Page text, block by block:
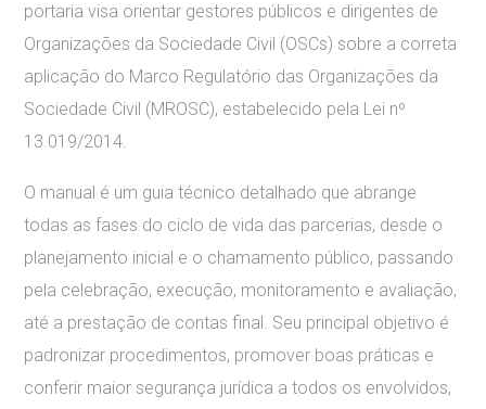
portaria visa orientar gestores públicos e dirigentes de
Organizações da Sociedade Civil (OSCs) sobre a correta
aplicação do Marco Regulatório das Organizações da
Sociedade Civil (MROSC), estabelecido pela Lei nº
13.019/2014.
O manual é um guia técnico detalhado que abrange
todas as fases do ciclo de vida das parcerias, desde o
planejamento inicial e o chamamento público, passando
pela celebração, execução, monitoramento e avaliação,
até a prestação de contas final. Seu principal objetivo é
padronizar procedimentos, promover boas práticas e
conferir maior segurança jurídica a todos os envolvidos,